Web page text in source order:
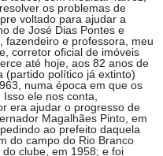
os problemas de
voltado para ajudar a
de José Dias Pontes e
fazendeiro e professora, meu
corretor oficial de imóveis
até hoje, aos 82 anos de
(partido político já extinto)
numa época em que os
ele nos conta,
era ajudar o progresso de
Magalhães Pinto, em
ao prefeito daquela
do campo do Rio Branco
clube, em 1958; e foi